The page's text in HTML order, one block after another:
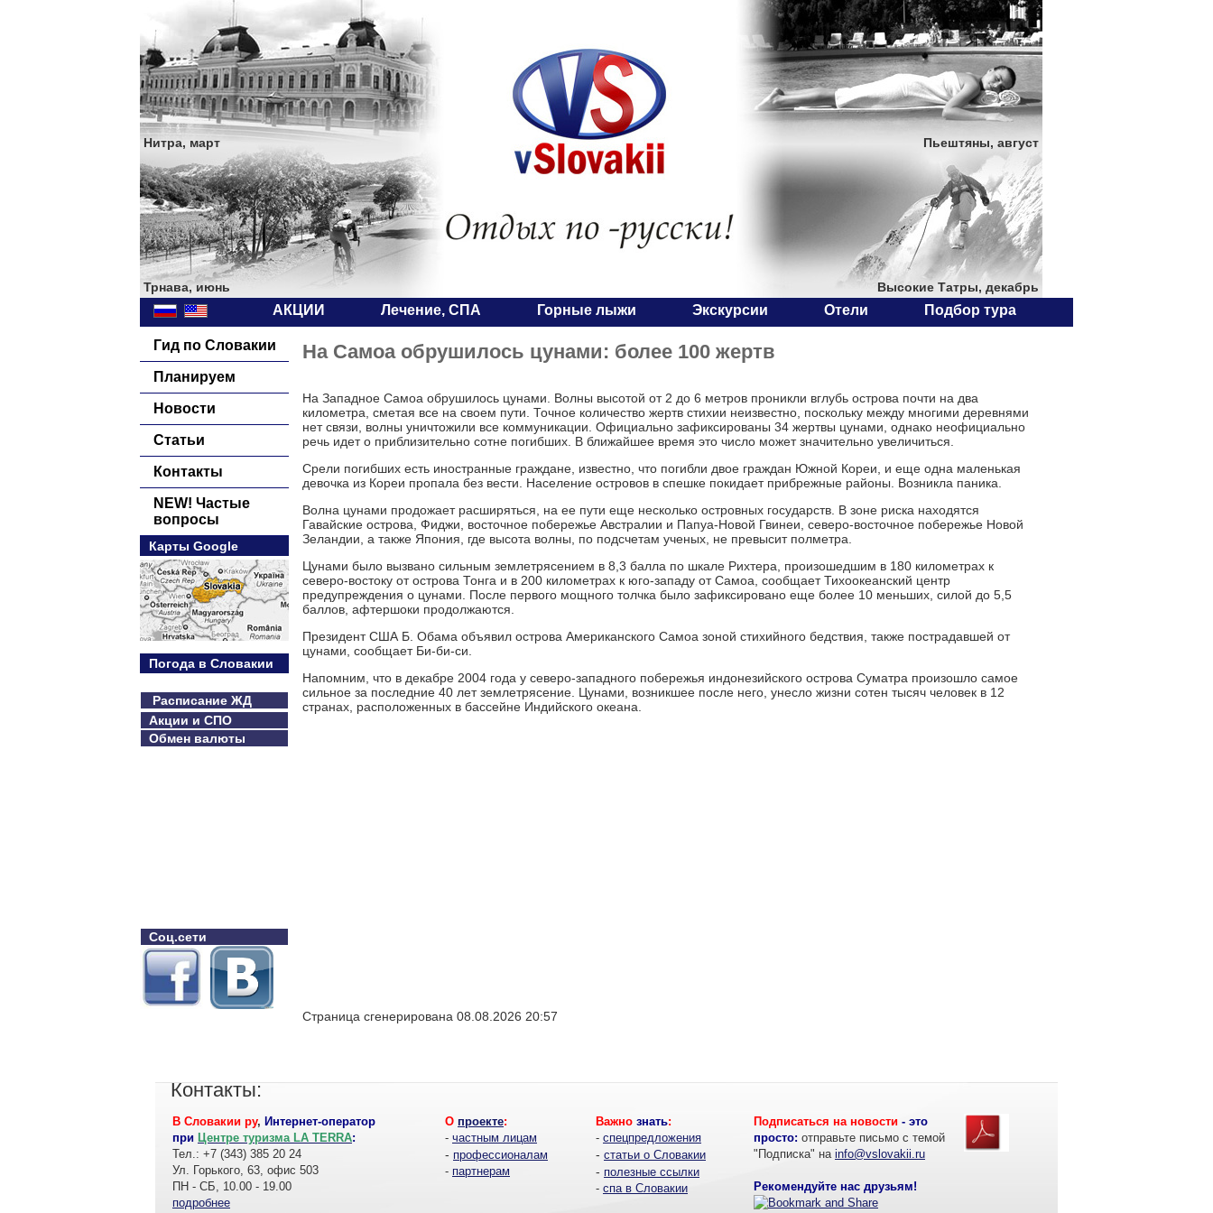
Нитра, март
Трнава, июнь
Пьештяны, август
Высокие Татры, декабрь
АКЦИИ Лечение, СПА Горные лыжи Экскурсии Отели Подбор тура
Гид по Словакии
Планируем
Новости
Статьи
Контакты
NEW! Частые
вопросы
Карты Google
Погода в Словакии
Расписание ЖД
Акции и СПО
Обмен валюты
Соц.сети
На Самоа обрушилось цунами: более 100 жертв
На Западное Самоа обрушилось цунами. Волны высотой от 2 до 6 метров проникли вглубь острова почти на два
километра, сметая все на своем пути. Точное количество жертв стихии неизвестно, поскольку между многими деревнями
нет связи, волны уничтожили все коммуникации. Официально зафиксированы 34 жертвы цунами, однако неофициально
речь идет о приблизительно сотне погибших. В ближайшее время это число может значительно увеличиться.
Срели погибших есть иностранные граждане, известно, что погибли двое граждан Южной Кореи, и еще одна маленькая
девочка из Кореи пропала без вести. Население островов в спешке покидает прибрежные районы. Возникла паника.
Волна цунами продожает расширяться, на ее пути еще несколько островных государств. В зоне риска находятся
Гавайские острова, Фиджи, восточное побережье Австралии и Папуа-Новой Гвинеи, северо-восточное побережье Новой
Зеландии, а также Япония, где высота волны, по подсчетам ученых, не превысит полметра.
Цунами было вызвано сильным землетрясением в 8,3 балла по шкале Рихтера, произошедшим в 180 километрах к
северо-востоку от острова Тонга и в 200 километрах к юго-западу от Самоа, сообщает Тихоокеанский центр
предупреждения о цунами. После первого мощного толчка было зафиксировано еще более 10 меньших, силой до 5,5
баллов, афтершоки продолжаются.
Президент США Б. Обама объявил острова Американского Самоа зоной стихийного бедствия, также пострадавшей от
цунами, сообщает Би-би-си.
Напомним, что в декабре 2004 года у северо-западного побережья индонезийского острова Суматра произошло самое
сильное за последние 40 лет землетрясение. Цунами, возникшее после него, унесло жизни сотен тысяч человек в 12
странах, расположенных в бассейне Индийского океана.
Страница сгенерирована 08.08.2026 20:57
Контакты:
В Словакии ру, Интернет-оператор
при Центре туризма LA TERRA:
Тел.: +7 (343) 385 20 24
Ул. Горького, 63, офис 503
ПН - СБ, 10.00 - 19.00
подробнее
О проекте:
- частным лицам
- профессионалам
- партнерам
Важно знать:
- спецпредложения
- статьи о Словакии
- полезные ссылки
- спа в Словакии
Подписаться на новости - это
просто: отправьте письмо с темой
"Подписка" на info@vslovakii.ru
Рекомендуйте нас друзьям!